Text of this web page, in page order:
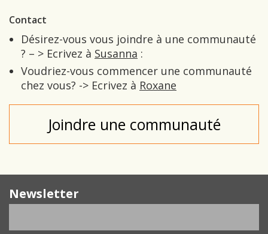
Contact
Désirez-vous vous joindre à une communauté
? – > Ecrivez à Susanna :
Voudriez-vous commencer une communauté
chez vous? -> Ecrivez à Roxane
Joindre une communauté
Newsletter